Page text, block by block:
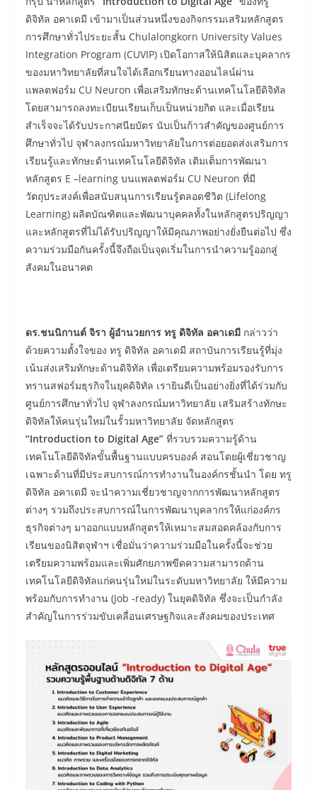
ดิจิทัล อคาเดมี เข้ามาเป็นส่วนหนึ่งของกิจกรรมเสริมหลักสูตร
การศึกษาทั่วไประยะสั้น Chulalongkorn University Values
Integration Program (CUVIP) เปิดโอกาสให้นิสิตและบุคลากร
ของมหาวิทยาลัยที่สนใจได้เลือกเรียนทางออนไลน์ผ่าน
แพลตฟอร์ม CU Neuron เพื่อเสริมทักษะด้านเทคโนโลยีดิจิทัล
โดยสามารถลงทะเบียนเรียนเก็บเป็นหน่วยกิต และเมื่อเรียน
สำเร็จจะได้รับประกาศนียบัตร นับเป็นก้าวสำคัญของศูนย์การ
ศึกษาทั่วไป จุฬาลงกรณ์มหาวิทยาลัยในการต่อยอดส่งเสริมการ
เรียนรู้และทักษะด้านเทคโนโลยีดิจิทัล เติมเต็มการพัฒนา
หลักสูตร E –learning บนแพลตฟอร์ม CU Neuron ที่มี
วัตถุประสงค์เพื่อสนับสนุนการเรียนรู้ตลอดชีวิต (Lifelong
Learning) ผลิตบัณฑิตและพัฒนาบุคคลทั้งในหลักสูตรปริญญา
และหลักสูตรที่ไม่ได้รับปริญญาให้มีคุณภาพอย่างยั่งยืนต่อไป ซึ่ง
ความร่วมมือกันครั้งนี้จึงถือเป็นจุดเริ่มในการนำความรู้ออกสู่
สังคมในอนาคต
ดร.ชนนิกานต์ จิรา ผู้อํานวยการ ทรู ดิจิทัล อคาเดมี กล่าวว่า
ด้วยความตั้งใจของ ทรู ดิจิทัล อคาเดมี สถาบันการเรียนรู้ที่มุ่ง
เน้นส่งเสริมทักษะด้านดิจิทัล เพื่อเตรียมความพร้อมรองรับการ
ทรานสฟอร์มธุรกิจในยุคดิจิทัล เรายินดีเป็นอย่างยิ่งที่ได้ร่วมกับ
ศูนย์การศึกษาทั่วไป จุฬาลงกรณ์มหาวิทยาลัย เสริมสร้างทักษะ
ดิจิทัลให้คนรุ่นใหม่ในรั้วมหาวิทยาลัย จัดหลักสูตร
“Introduction to Digital Age” ที่รวบรวมความรู้ด้าน
เทคโนโลยีดิจิทัลขั้นพื้นฐานแบบครบองค์ สอนโดยผู้เชี่ยวชาญ
เฉพาะด้านที่มีประสบการณ์การทำงานในองค์กรชั้นนำ โดย ทรู
ดิจิทัล อคาเดมี จะนำความเชี่ยวชาญจากการพัฒนาหลักสูตร
ต่างๆ รวมถึงประสบการณ์ในการพัฒนาบุคลากรให้แก่องค์กร
ธุรกิจต่างๆ มาออกแบบหลักสูตรให้เหมาะสมสอดคล้องกับการ
เรียนของนิสิตจุฬาฯ เชื่อมั่นว่าความร่วมมือในครั้งนี้จะช่วย
เตรียมความพร้อมและเพิ่มศักยภาพขีดความสามารถด้าน
เทคโนโลยีดิจิทัลแก่คนรุ่นใหม่ในระดับมหาวิทยาลัย ให้มีความ
พร้อมกับการทำงาน (Job -ready) ในยุคดิจิทัล ซึ่งจะเป็นกำลัง
สำคัญในการร่วมขับเคลื่อนเศรษฐกิจและสังคมของประเทศ